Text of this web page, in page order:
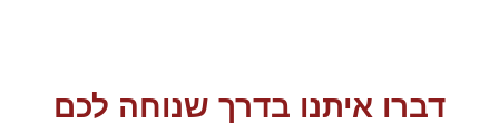
דברו איתנו בדרך שנוחה לכם